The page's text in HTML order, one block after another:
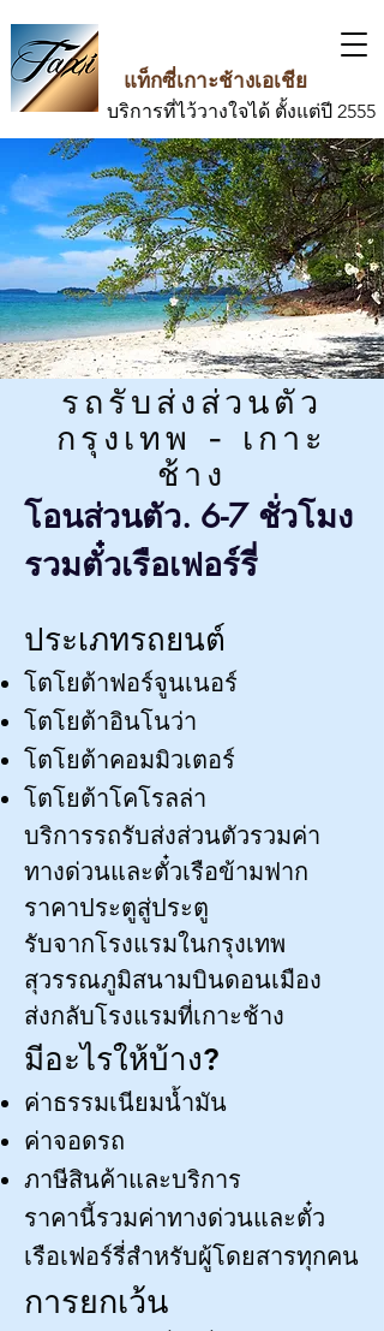
แท็กซี่เกาะช้างเอเชีย
บริการที่ไว้วางใจได้ ตั้งแต่ปี 2555
รถรับส่งส่วนตัว
กรุงเทพ - เกาะ
ช้าง
โอนส่วนตัว. 6-7 ชั่วโมง
รวมตั๋วเรือเฟอร์รี่
ประเภทรถยนต์
โตโยต้าฟอร์จูนเนอร์
โตโยต้าอินโนว่า
โตโยต้าคอมมิวเตอร์
โตโยต้าโคโรลล่า
บริการรถรับส่งส่วนตัวรวมค่า
ทางด่วนและตั๋วเรือข้ามฟาก
ราคาประตูสู่ประตู
รับจากโรงแรมในกรุงเทพ
สุวรรณภูมิสนามบินดอนเมือง
ส่งกลับโรงแรมที่เกาะช้าง
มีอะไรให้บ้าง?
ค่าธรรมเนียมน้ำมัน
ค่าจอดรถ
ภาษีสินค้าและบริการ
ราคานี้รวมค่าทางด่วนและตั๋ว
เรือเฟอร์รี่สำหรับผู้โดยสารทุกคน
การยกเว้น